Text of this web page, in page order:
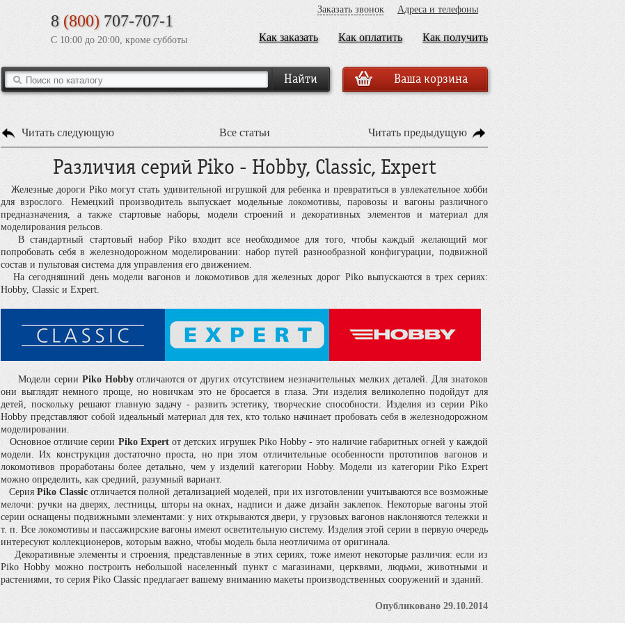
8 (800)707-707-1
С 10:00 до 20:00, кроме субботы
Адреса и телефоны
Заказать звонок
Как получить
Как оплатить
Как заказать
Ваша корзина
Читать следующую Все статьи Читать предыдущую
Различия серий Piko - Hobby, Classic, Expert
Железные дороги Piko могут стать удивительной игрушкой для ребенка и превратиться в увлекательное хобби
для взрослого. Немецкий производитель выпускает модельные локомотивы, паровозы и вагоны различного
предназначения, а также стартовые наборы, модели строений и декоративных элементов и материал для
моделирования рельсов.
В стандартный стартовый набор Piko входит все необходимое для того, чтобы каждый желающий мог
попробовать себя в железнодорожном моделировании: набор путей разнообразной конфигурации, подвижной
состав и пультовая система для управления его движением.
На сегодняшний день модели вагонов и локомотивов для железных дорог Piko выпускаются в трех сериях:
Hobby, Classic и Expert.
Модели серии Piko Hobbyотличаются от других отсутствием незначительных мелких деталей. Для знатоков
они выглядят немного проще, но новичкам это не бросается в глаза. Эти изделия великолепно подойдут для
детей, поскольку решают главную задачу - развить эстетику, творческие способности. Изделия из серии Piko
Hobby представляют собой идеальный материал для тех, кто только начинает пробовать себя в железнодорожном
моделировании.
Основное отличие серии Piko Expertот детских игрушек Piko Hobby - это наличие габаритных огней у каждой
модели. Их конструкция достаточно проста, но при этом отличительные особенности прототипов вагонов и
локомотивов проработаны более детально, чем у изделий категории Hobby. Модели из категории Piko Expert
можно определить, как средний, разумный вариант.
СерияPiko Classic отличается полной детализацией моделей, при их изготовлении учитываются все возможные
мелочи: ручки на дверях, лестницы, шторы на окнах, надписи и даже дизайн заклепок. Некоторые вагоны этой
серии оснащены подвижными элементами: у них открываются двери, у грузовых вагонов наклоняются тележки и
т. п. Все локомотивы и пассажирские вагоны имеют осветительную систему. Изделия этой серии в первую очередь
интересуют коллекционеров, которым важно, чтобы модель была неотличима от оригинала.
Декоративные элементы и строения, представленные в этих сериях, тоже имеют некоторые различия: если из
Piko Hobby можно построить небольшой населенный пункт с магазинами, церквями, людьми, животными и
растениями, то серия Piko Classic предлагает вашему вниманию макеты производственных сооружений и зданий.
Опубликовано 29.10.2014